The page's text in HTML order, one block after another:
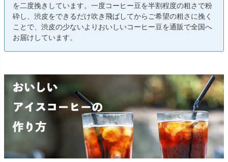
を二度挽きしています。一度コーヒー豆を半割程度の粗さで粉
砕し、渋皮をできるだけ吹き飛ばしてからご希望の粗さに挽く
ことで、渋皮の少ないよりおいしいコーヒー豆を通販で全国へ
お届けしています。